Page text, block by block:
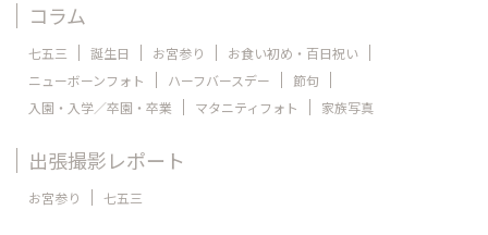
コラム
七五三 誕生日 お宮参り
お食い初め・百日祝い
ニューボーンフォト
ハーフバースデー
節句
入園・入学／卒園・卒業
マタニティフォト 家族写真
出張撮影レポート
お宮参り 七五三